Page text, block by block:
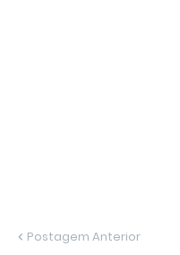
Postagem Anterior